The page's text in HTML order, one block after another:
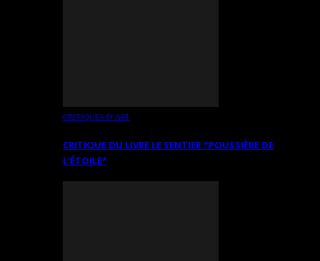
CRITIQUES D’ART
CRITIQUE DU LIVRE LE SENTIER *POUSSIÈRE DE
L’ÉTOILE*